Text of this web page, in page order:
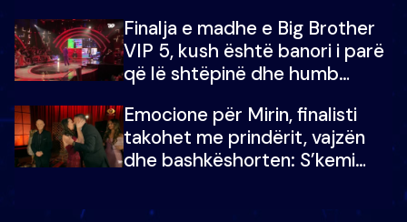
Finalja e madhe e Big Brother
VIP 5, kush është banori i parë
që lë shtëpinë dhe humb
çmimin e madh
Emocione për Mirin, finalisti
takohet me prindërit, vajzën
dhe bashkëshorten: S’kemi